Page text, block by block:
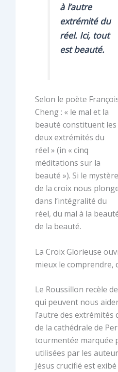
à l’autre
extrémité du
réel. Ici, tout
est beauté.
Selon le poète
Cheng : « le mal et la
beauté constituent les
deux extrémités du
réel » (in « cinq
méditations sur la
beauté »). Si le mystère
de la croix nous
dans l’intégralité du
réel, du mal à la
de la beauté.
La Croix Glorieuse
mieux le comprendre,
Le Roussillon recèle
qui peuvent nous
l’autre des extrémités
de la cathédrale de
tourmentée marquée
utilisées par les
Jésus crucifié est